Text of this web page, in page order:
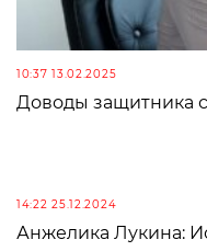
10:37 13.02.2025
Доводы защитника
14:22 25.12.2024
Анжелика Лукина: